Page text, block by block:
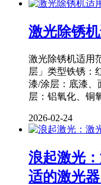
激光除锈
激光除锈机适用
层」类型铁锈：
漆/涂层：底漆、
层：铝氧化、铜
2026-02-24
浪起激光
适的激光器